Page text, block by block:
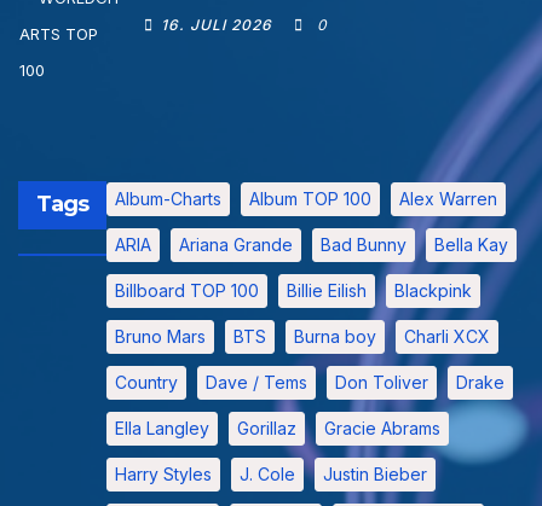
16. JULI 2026 0
Tags Album-Charts Album TOP 100 Alex Warren
ARIA Ariana Grande Bad Bunny Bella Kay
Billboard TOP 100 Billie Eilish Blackpink
Bruno Mars BTS Burna boy Charli XCX
Country Dave / Tems Don Toliver Drake
Ella Langley Gorillaz Gracie Abrams
Harry Styles J. Cole Justin Bieber